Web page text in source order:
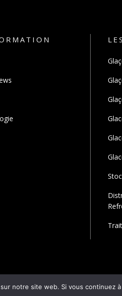
Réalisé par :Bucerep-digital.com
notre site web. Si vous